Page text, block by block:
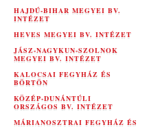
HAJDÚ-BIHAR MEGYEI BV.
INTÉZET
HEVES MEGYEI BV. INTÉZET
JÁSZ-NAGYKUN-SZOLNOK
MEGYEI BV. INTÉZET
KALOCSAI FEGYHÁZ ÉS
BÖRTÖN
KÖZÉP-DUNÁNTÚLI
ORSZÁGOS BV. INTÉZET
MÁRIANOSZTRAI FEGYHÁZ ÉS